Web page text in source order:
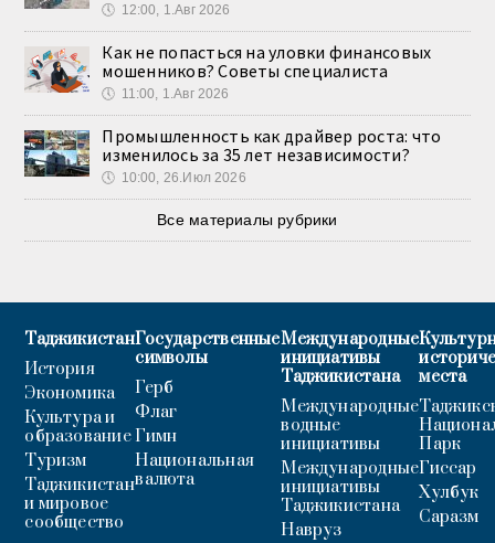
🕔 12:00, 1.Авг 2026
Как не попасться на уловки финансовых
мошенников? Советы специалиста
🕔 11:00, 1.Авг 2026
Промышленность как драйвер роста: что
изменилось за 35 лет независимости?
🕔 10:00, 26.Июл 2026
Все материалы рубрики
Таджикистан
История
Экономика
Культура и
образование
Туризм
Таджикистан
и мировое
сообщество
Государственные
символы
Герб
Флаг
Гимн
Национальная
валюта
Международные
инициативы
Таджикистана
Международные
водные
инициативы
Международные
инициативы
Таджикистана
Навруз
места
Парк
Гиссар
Хулбук
Саразм